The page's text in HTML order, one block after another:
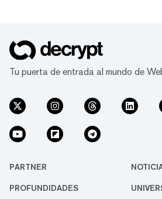
Tu puerta de entrada al mundo de
PARTNER
PROFUNDIDADES